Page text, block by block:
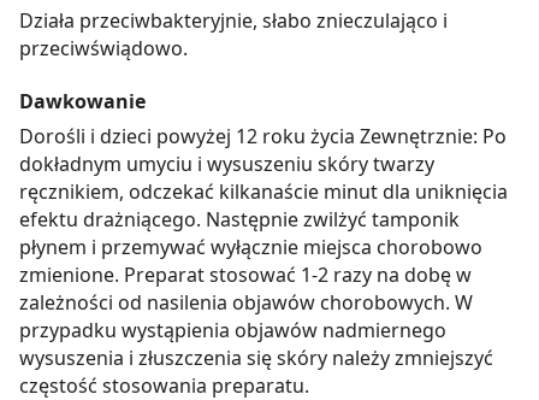
Działa przeciwbakteryjnie, słabo znieczulająco i
przeciwświądowo.
Dawkowanie
Dorośli i dzieci powyżej 12 roku życia Zewnętrznie: Po
dokładnym umyciu i wysuszeniu skóry twarzy
ręcznikiem, odczekać kilkanaście minut dla uniknięcia
efektu drażniącego. Następnie zwilżyć tamponik
płynem i przemywać wyłącznie miejsca chorobowo
zmienione. Preparat stosować 1-2 razy na dobę w
zależności od nasilenia objawów chorobowych. W
przypadku wystąpienia objawów nadmiernego
wysuszenia i złuszczenia się skóry należy zmniejszyć
częstość stosowania preparatu.